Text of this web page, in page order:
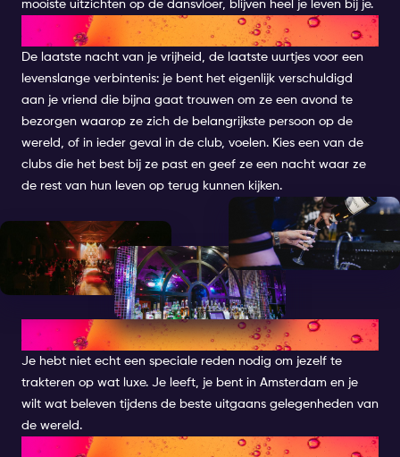
mooiste uitzichten op de dansvloer, blijven heel je leven bij je.
BACHELOR(ETTE) FEESTJE
De laatste nacht van je vrijheid, de laatste uurtjes voor een
levenslange verbintenis: je bent het eigenlijk verschuldigd
aan je vriend die bijna gaat trouwen om ze een avond te
bezorgen waarop ze zich de belangrijkste persoon op de
wereld, of in ieder geval in de club, voelen. Kies een van de
clubs die het best bij ze past en geef ze een nacht waar ze
de rest van hun leven op terug kunnen kijken.
HET FEEST VAN JE LEVEN
Je hebt niet echt een speciale reden nodig om jezelf te
trakteren op wat luxe. Je leeft, je bent in Amsterdam en je
wilt wat beleven tijdens de beste uitgaans gelegenheden van
de wereld.
LAAT ONS HET REGELEN